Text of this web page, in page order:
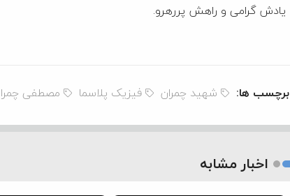
یادش گرامی و راهش پررهرو.
برچسب ها: شهید چمران فیزیک پلاسما مصطفی
اخبار مشابه